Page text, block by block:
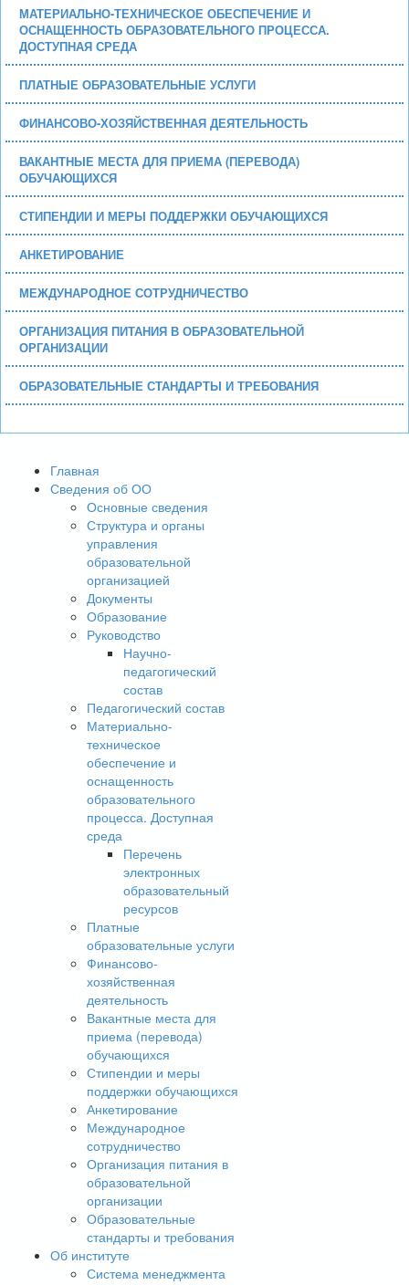
МАТЕРИАЛЬНО-ТЕХНИЧЕСКОЕ ОБЕСПЕЧЕНИЕ И
ОСНАЩЕННОСТЬ ОБРАЗОВАТЕЛЬНОГО ПРОЦЕССА.
ДОСТУПНАЯ СРЕДА
ПЛАТНЫЕ ОБРАЗОВАТЕЛЬНЫЕ УСЛУГИ
ФИНАНСОВО-ХОЗЯЙСТВЕННАЯ ДЕЯТЕЛЬНОСТЬ
ВАКАНТНЫЕ МЕСТА ДЛЯ ПРИЕМА (ПЕРЕВОДА)
ОБУЧАЮЩИХСЯ
СТИПЕНДИИ И МЕРЫ ПОДДЕРЖКИ ОБУЧАЮЩИХСЯ
АНКЕТИРОВАНИЕ
МЕЖДУНАРОДНОЕ СОТРУДНИЧЕСТВО
ОРГАНИЗАЦИЯ ПИТАНИЯ В ОБРАЗОВАТЕЛЬНОЙ
ОРГАНИЗАЦИИ
ОБРАЗОВАТЕЛЬНЫЕ СТАНДАРТЫ И ТРЕБОВАНИЯ
Главная
Сведения об ОО
Основные сведения
Структура и органы
управления
образовательной
организацией
Документы
Образование
Руководство
Научно-
педагогический
состав
Педагогический состав
Материально-
техническое
обеспечение и
оснащенность
образовательного
процесса. Доступная
среда
Перечень
электронных
образовательный
ресурсов
Платные
образовательные услуги
Финансово-
хозяйственная
деятельность
Вакантные места для
приема (перевода)
обучающихся
Стипендии и меры
поддержки обучающихся
Анкетирование
Международное
сотрудничество
Организация питания в
образовательной
организации
Образовательные
стандарты и требования
Об институте
Система менеджмента